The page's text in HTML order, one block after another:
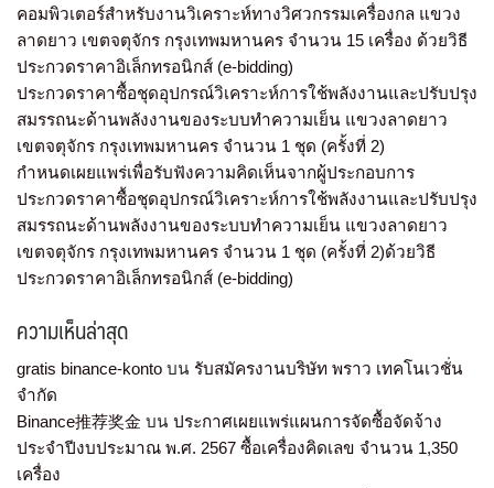
คอมพิวเตอร์สำหรับงานวิเคราะห์ทางวิศวกรรมเครื่องกล แขวง
ลาดยาว เขตจตุจักร กรุงเทพมหานคร จำนวน 15 เครื่อง ด้วยวิธี
ประกวดราคาอิเล็กทรอนิกส์ (e-bidding)
ประกวดราคาซื้อชุดอุปกรณ์วิเคราะห์การใช้พลังงานและปรับปรุง
สมรรถนะด้านพลังงานของระบบทำความเย็น แขวงลาดยาว
เขตจตุจักร กรุงเทพมหานคร จำนวน 1 ชุด (ครั้งที่ 2)
กำหนดเผยแพร่เพื่อรับฟังความคิดเห็นจากผู้ประกอบการ
ประกวดราคาซื้อชุดอุปกรณ์วิเคราะห์การใช้พลังงานและปรับปรุง
สมรรถนะด้านพลังงานของระบบทำความเย็น แขวงลาดยาว
เขตจตุจักร กรุงเทพมหานคร จำนวน 1 ชุด (ครั้งที่ 2)ด้วยวิธี
ประกวดราคาอิเล็กทรอนิกส์ (e-bidding)
ความเห็นล่าสุด
gratis binance-konto บน รับสมัครงานบริษัท พราว เทคโนเวชั่น
จำกัด
Binance推荐奖金 บน ประกาศเผยแพร่แผนการจัดซื้อจัดจ้าง
ประจำปีงบประมาณ พ.ศ. 2567 ซื้อเครื่องคิดเลข จำนวน 1,350
เครื่อง